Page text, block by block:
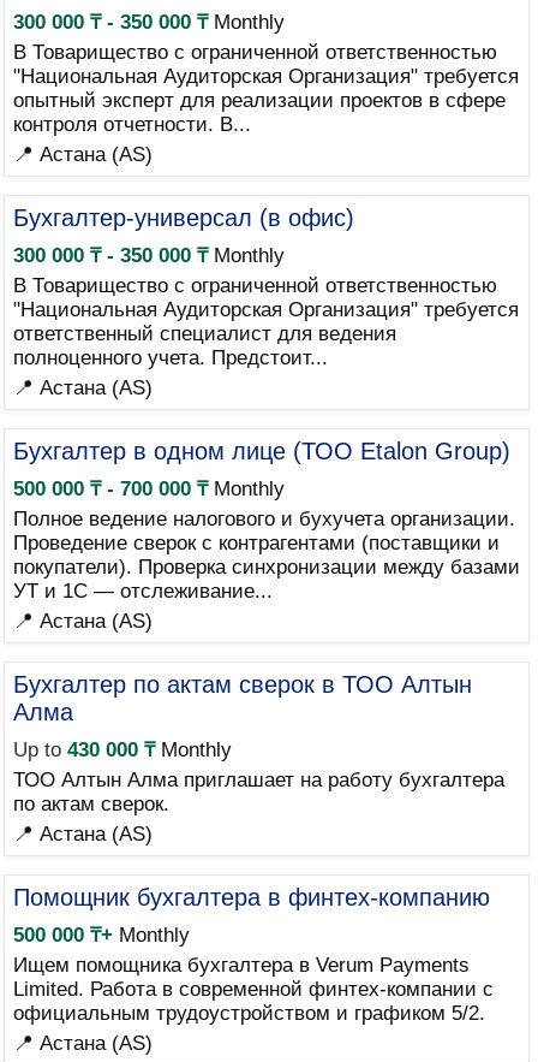
300 000 ₸ - 350 000 ₸Monthly
В Товарищество с ограниченной ответственностью
"Национальная Аудиторская Организация" требуется
опытный эксперт для реализации проектов в сфере
контроля отчетности. В...
📍 Астана (AS)
Бухгалтер-универсал (в офис)
300 000 ₸ - 350 000 ₸Monthly
В Товарищество с ограниченной ответственностью
"Национальная Аудиторская Организация" требуется
ответственный специалист для ведения
полноценного учета. Предстоит...
📍 Астана (AS)
Бухгалтер в одном лице (ТОО Etalon Group)
500 000 ₸ - 700 000 ₸Monthly
Полное ведение налогового и бухучета организации.
Проведение сверок с контрагентами (поставщики и
покупатели). Проверка синхронизации между базами
УТ и 1С — отслеживание...
📍 Астана (AS)
Бухгалтер по актам сверок в ТОО Алтын
Алма
Up to430 000 ₸Monthly
ТОО Алтын Алма приглашает на работу бухгалтера
по актам сверок.
📍 Астана (AS)
Помощник бухгалтера в финтех-компанию
500 000 ₸+Monthly
Ищем помощника бухгалтера в Verum Payments
Limited. Работа в современной финтех-компании с
официальным трудоустройством и графиком 5/2.
📍 Астана (AS)